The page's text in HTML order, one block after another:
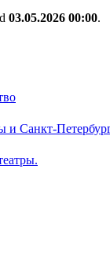
03.05.2026 00:00.
и Санкт-